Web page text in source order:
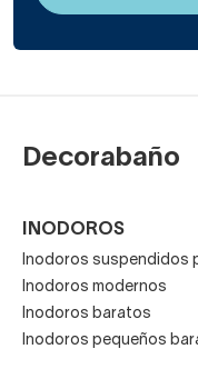
Decorabaño
INODOROS
Inodoros suspendidos
Inodoros modernos
Inodoros baratos
Inodoros pequeños